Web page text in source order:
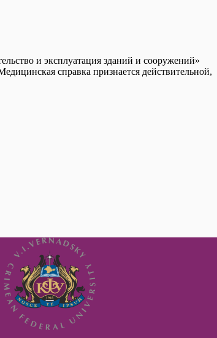
и эксплуатация зданий и сооружений»
справка признается действительной,